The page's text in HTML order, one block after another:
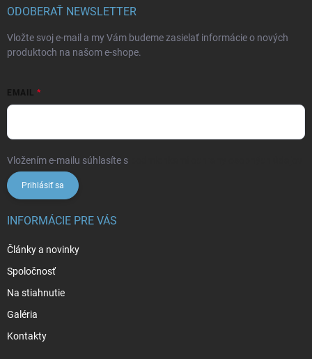
ODOBERAŤ NEWSLETTER
Vložte svoj e-mail a my Vám budeme zasielať informácie o nových
produktoch na našom e-shope.
EMAIL
Vložením e-mailu súhlasíte s
Prihlásiť sa
INFORMÁCIE PRE VÁS
Články a novinky
Spoločnosť
Na stiahnutie
Galéria
Kontakty